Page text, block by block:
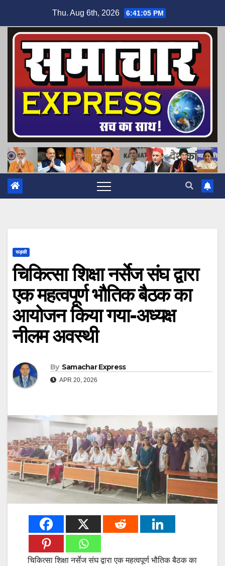
content
Thu. Aug 6th, 2026 6:41:06 PM
रूड़की
चिकित्सा शिक्षा नर्सेज संघ द्वारा
एक महत्वपूर्ण भौतिक बैठक का
आयोजन किया गया-अध्यक्ष
नीलम अवस्थी
By Samachar Express
APR 20, 2026
चिकित्सा शिक्षा नर्सेज संघ द्वारा एक महत्वपूर्ण भौतिक बैठक का